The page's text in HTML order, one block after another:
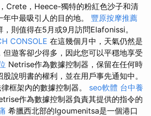
Crete，Heece-獨特的粉紅色沙子和清
中最吸引人的目的地。 豐原按摩推薦
則值得在5月或9月訪問Elafonissi。
CONSOLE 在這幾個月中，天氣仍然是
但遊客卻少得多，因此您可以平穩地享受
Netrise作為數據控制器，保留在任何時
說明書的權利，並在用戶事先通知中。
律框架內的數據控制器。 seo軟體 台中養
作為數據控制器負責其提供的指令的
希臘西北部的Igoumenitsa是一個港口